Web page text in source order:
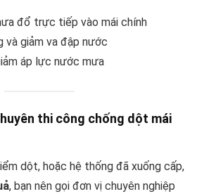
đổ trực tiếp vào mái chính
và giảm va đập nước
áp lực nước mưa
thi công chống dột mái
dột, hoặc hệ thống đã xuống cấp,
, bạn nên gọi đơn vị chuyên nghiệp